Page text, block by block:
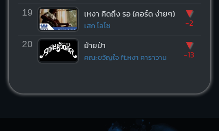
19 เหงา คิดถึง รอ (คอร์ด ง่ายๆ)
เสก โลโซ
▼
-2
20 ย้ายป่า
คณะขวัญใจ ft.หงา คาราวาน
▼
-13